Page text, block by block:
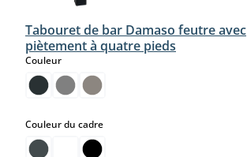
Tabouret de bar Damaso feutre avec
piètement à quatre pieds
Couleurselect
Couleur du cadreselect